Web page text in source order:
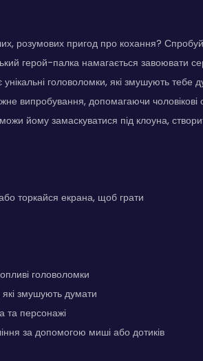
розумових пригод про кохання?
герой-палка намагається завоювати
головоломки, які змушують тебе
випробування, допомагаючи чоловікові
йому замаскуватися під клоуна,
торкайся екрана, щоб грати
головоломки
які змушують думати
та персонажі
за допомогою миші або дотиків